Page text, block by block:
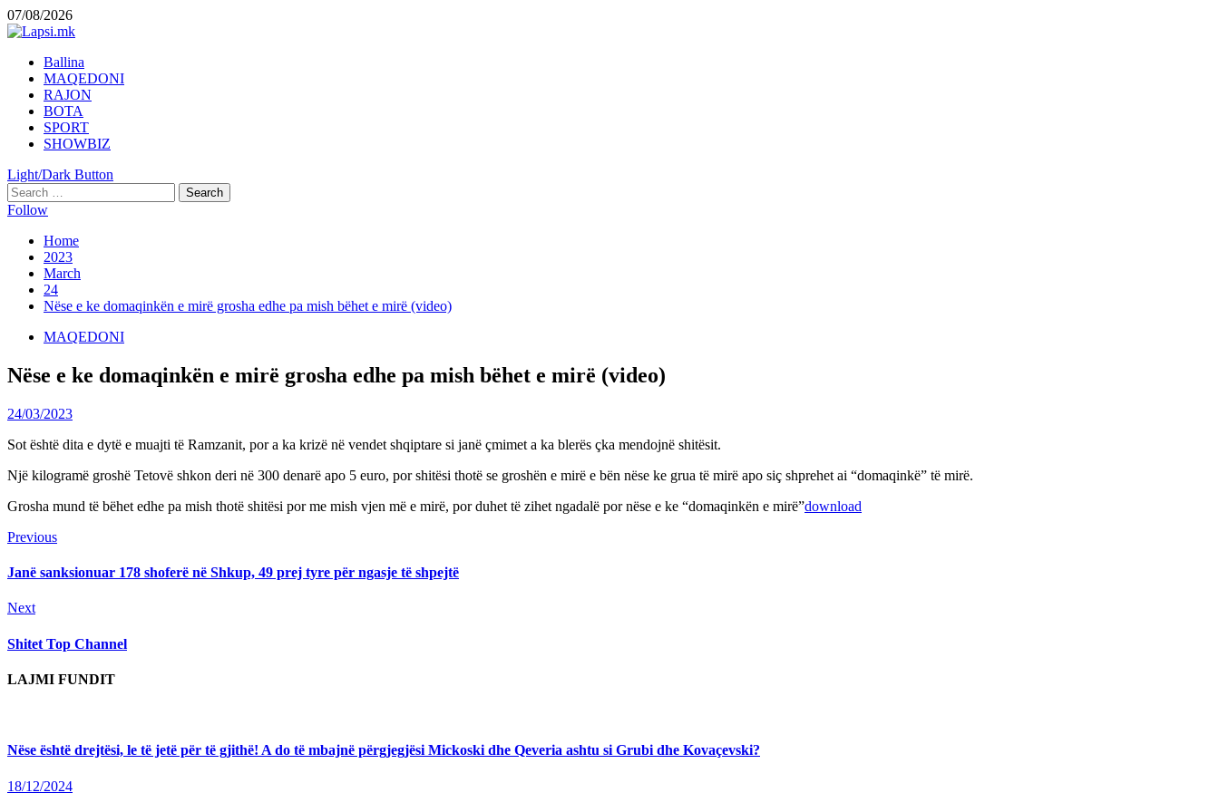
Skip
to
07/08/2026
Primary
Menu
Ballina
MAQEDONI
RAJON
BOTA
SPORT
SHOWBIZ
Light/Dark Button
Search
for:
Follow
Home
2023
March
24
Nëse e ke domaqinkën e mirë grosha edhe pa mish bëhet e mirë (video)
MAQEDONI
Nëse e ke domaqinkën e mirë grosha edhe pa mish bëhet e mirë (video)
24/03/2023
Sot është dita e dytë e muajti të Ramzanit, por a ka krizë në vendet shqiptare si janë çmimet a ka blerës çka mendojnë shitësit.
Një kilogramë groshë Tetovë shkon deri në 300 denarë apo 5 euro, por shitësi thotë se groshën e mirë e bën nëse ke grua të mirë apo siç shprehet ai “domaqinkë” të mirë.
Grosha mund të bëhet edhe pa mish thotë shitësi por me mish vjen më e mirë, por duhet të zihet ngadalë por nëse e ke “domaqinkën e mirë”download
Continue
Reading
PreviousPrevious
Janë sanksionuar 178 shoferë në Shkup, 49 prej tyre për ngasje të shpejtë
NextNext
Shitet Top Channel
LAJMI FUNDIT
Nëse është drejtësi, le të jetë për të gjithë! A do të mbajnë përgjegjësi Mickoski dhe Qeveria ashtu si Grubi dhe Kovaçevski?
18/12/2024